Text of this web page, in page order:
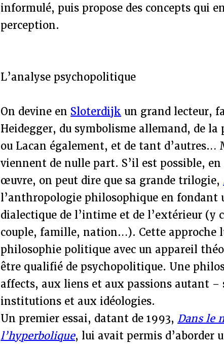
informulé, puis propose des concepts qui
perception.
L’analyse psychopolitique
On devine en Sloterdijk un grand lecteur,
Heidegger, du symbolisme allemand, de
ou Lacan également, et de tant d’autres…
viennent de nulle part. S’il est possible,
œuvre, on peut dire que sa grande trilogie,
l’anthropologie philosophique en fondant
dialectique de l’intime et de l’extérieur (y
couple, famille, nation…). Cette approche
philosophie politique avec un appareil
être qualifié de psychopolitique. Une
affects, aux liens et aux passions autant –
institutions et aux idéologies.
Un premier essai, datant de 1993, Dans le
l’hyperbolique, lui avait permis d’aborder